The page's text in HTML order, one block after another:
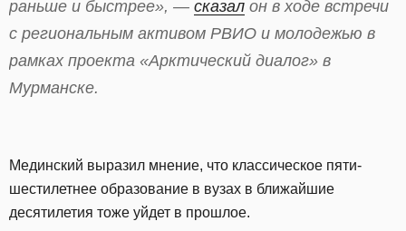
раньше и быстрее», — сказал он в ходе встречи
с региональным активом РВИО и молодежью в
рамках проекта «Арктический диалог» в
Мурманске.
Мединский выразил мнение, что классическое пяти-
шестилетнее образование в вузах в ближайшие
десятилетия тоже уйдет в прошлое.